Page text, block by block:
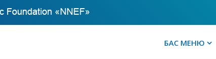
БАС МЕНЮ